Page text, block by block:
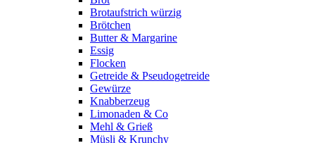
Brotaufstrich würzig
Brötchen
Butter & Margarine
Essig
Flocken
Getreide & Pseudogetreide
Gewürze
Knabberzeug
Limonaden & Co
Mehl & Grieß
Müsli & Krunchy